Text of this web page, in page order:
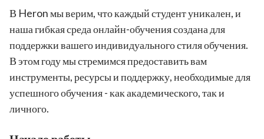
В Heron мы верим, что каждый студент уникален, и
наша гибкая среда онлайн-обучения создана для
поддержки вашего индивидуального стиля обучения.
В этом году мы стремимся предоставить вам
инструменты, ресурсы и поддержку, необходимые для
успешного обучения - как академического, так и
личного.